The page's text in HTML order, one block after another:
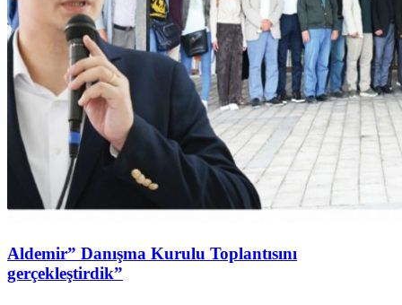
Aldemir” Danışma Kurulu Toplantısını
gerçekleştirdik”